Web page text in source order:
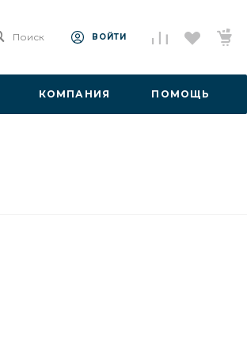
Поиск ВОЙТИ
КОМПАНИЯ ПОМОЩЬ